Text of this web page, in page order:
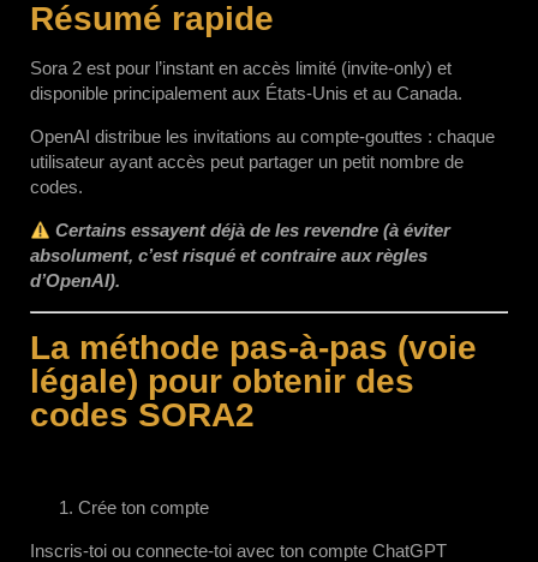
Résumé rapide
Sora 2 est pour l’instant en accès limité (invite-only) et
disponible principalement aux États-Unis et au Canada.
OpenAI distribue les invitations au compte-gouttes : chaque
utilisateur ayant accès peut partager un petit nombre de
codes.
Certains essayent déjà de les revendre (à éviter
absolument, c’est risqué et contraire aux règles
d’OpenAI).
La méthode pas-à-pas (voie
légale) pour obtenir des
codes SORA2
Crée ton compte
Inscris-toi ou connecte-toi avec ton compte ChatGPT